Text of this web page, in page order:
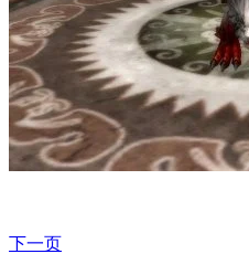
下一页